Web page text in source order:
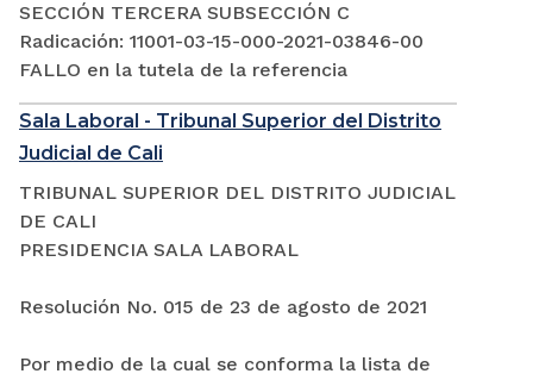
SECCIÓN TERCERA SUBSECCIÓN C
Radicación: 11001-03-15-000-2021-03846-00
FALLO en la tutela de la referencia
Sala Laboral - Tribunal Superior del Distrito
Judicial de Cali
TRIBUNAL SUPERIOR DEL DISTRITO JUDICIAL
DE CALI
PRESIDENCIA SALA LABORAL
Resolución No. 015 de 23 de agosto de 2021
Por medio de la cual se conforma la lista de